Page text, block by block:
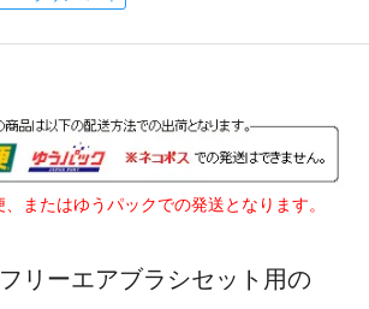
またはゆうパックでの発送となります。
リーエアブラシセット用の